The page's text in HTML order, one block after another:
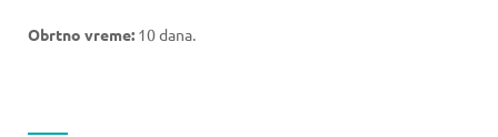
Obrtno vreme: 10 dana.